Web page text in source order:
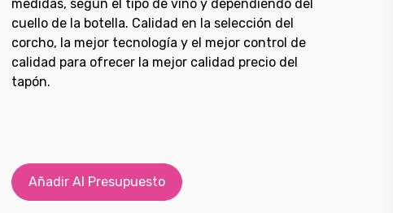
medidas, según el tipo de vino y dependiendo del
cuello de la botella. Calidad en la selección del
corcho, la mejor tecnología y el mejor control de
calidad para ofrecer la mejor calidad precio del
tapón.
Añadir Al Presupuesto